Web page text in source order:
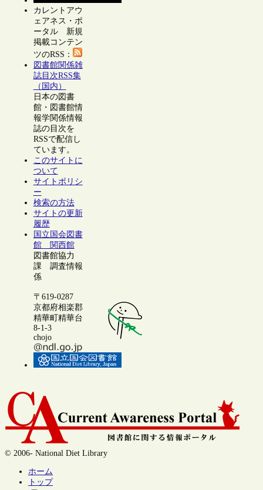
カレントアウ
ェアネス・ポ
ータル 新規
掲載コンテン
ツのRSS：
図書館関係雑
誌目次RSS集
（国内）
日本の図書
館・図書館情
報学関係情報
誌の目次を
RSSで配信し
ています。
このサイトに
ついて
サイトポリシ
ー
検索の方法
サイトの更新
履歴
国立国会図書
館 関西館
図書館協力
課 調査情報
係
〒619-0287
京都府相楽郡
精華町精華台
8-1-3
chojo
© 2006- National Diet Library
ホーム
トップ